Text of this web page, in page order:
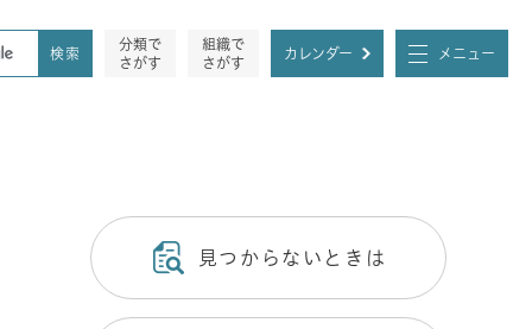
分類で
さがす
組織で
さがす
カレンダー メニュー
見つからないときは